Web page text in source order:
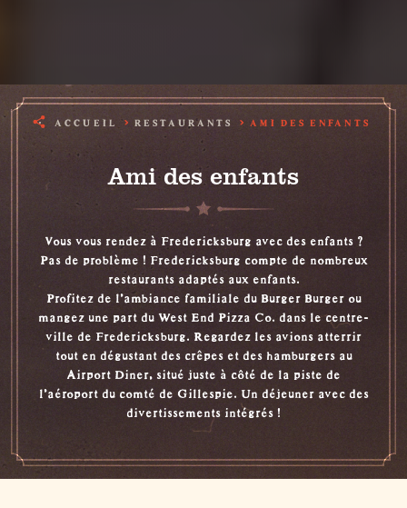
ACCUEIL RESTAURANTS AMI DES ENFANTS
Ami des enfants
Vous vous rendez à Fredericksburg avec des enfants ?
Pas de problème ! Fredericksburg compte de nombreux
restaurants adaptés aux enfants.
Profitez de l'ambiance familiale du Burger Burgerou
mangez une part duWest End Pizza Co. dans le centre-
ville de Fredericksburg. Regardez les avions atterrir
tout en dégustant des crêpes et des hamburgers au
Airport Diner, situé juste à côté de la piste de
l'aéroport du comté de Gillespie. Un déjeuner avec des
divertissements intégrés !